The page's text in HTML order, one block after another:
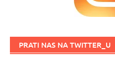
PRATI NAS NA TWITTER_U